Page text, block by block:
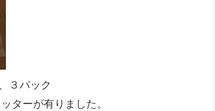
３パック
ターが有りました。